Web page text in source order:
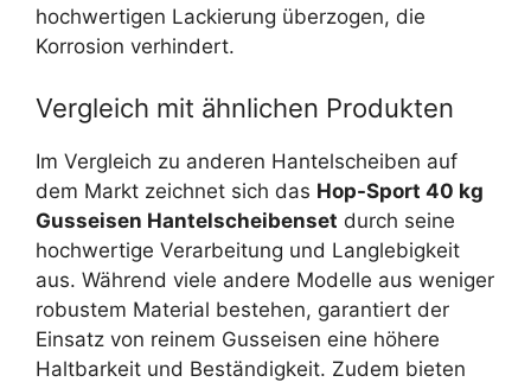
hochwertigen Lackierung überzogen, die
Korrosion verhindert.
Vergleich mit ähnlichen Produkten
Im Vergleich zu anderen Hantelscheiben auf
dem Markt zeichnet sich das Hop-Sport 40 kg
Gusseisen Hantelscheibenset durch seine
hochwertige Verarbeitung und Langlebigkeit
aus. Während viele andere Modelle aus weniger
robustem Material bestehen, garantiert der
Einsatz von reinem Gusseisen eine höhere
Haltbarkeit und Beständigkeit. Zudem bieten